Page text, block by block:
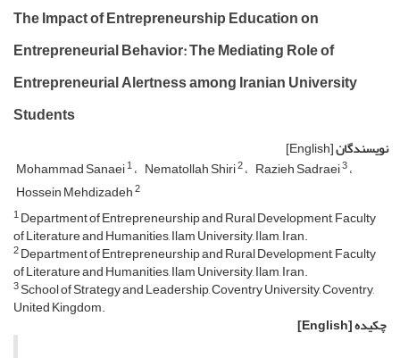
The Impact of Entrepreneurship Education on
Entrepreneurial Behavior: The Mediating Role of
Entrepreneurial Alertness among Iranian University
Students
نویسندگان[English]
Mohammad Sanaei1 Nematollah Shiri2 Razieh Sadraei3
Hossein Mehdizadeh2
1Department of Entrepreneurship and Rural Development, Faculty
of Literature and Humanities, Ilam University, Ilam, Iran.
2Department of Entrepreneurship and Rural Development, Faculty
of Literature and Humanities, Ilam University, Ilam, Iran.
3School of Strategy and Leadership, Coventry University, Coventry,
United Kingdom.
چکیده[English]